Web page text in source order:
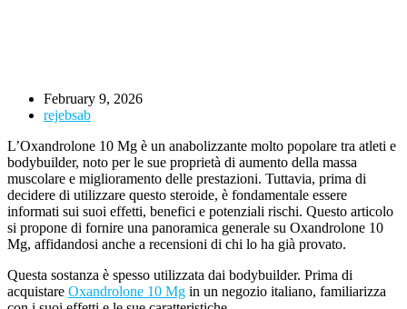
February 9, 2026
rejebsab
L’Oxandrolone 10 Mg è un anabolizzante molto popolare tra atleti e
bodybuilder, noto per le sue proprietà di aumento della massa
muscolare e miglioramento delle prestazioni. Tuttavia, prima di
decidere di utilizzare questo steroide, è fondamentale essere
informati sui suoi effetti, benefici e potenziali rischi. Questo articolo
si propone di fornire una panoramica generale su Oxandrolone 10
Mg, affidandosi anche a recensioni di chi lo ha già provato.
Questa sostanza è spesso utilizzata dai bodybuilder. Prima di
acquistare Oxandrolone 10 Mg in un negozio italiano, familiarizza